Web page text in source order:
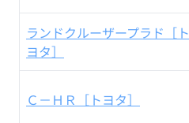
ランドクルーザープラド［ト
ヨタ］
Ｃ－ＨＲ［トヨタ］